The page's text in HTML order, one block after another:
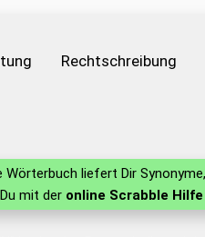
Rechtschreibung
Wörterbuch liefert Dir
mit der online Scrabble Hilfe